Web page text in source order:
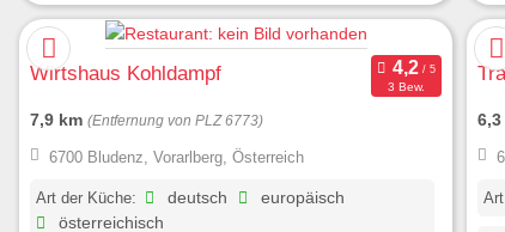
Wirtshaus Kohldampf
3 Bew.
7,9 km (Entfernung von PLZ 6773)
6700 Bludenz, Vorarlberg, Österreich
Art der Küche: deutsch
europäisch
österreichisch